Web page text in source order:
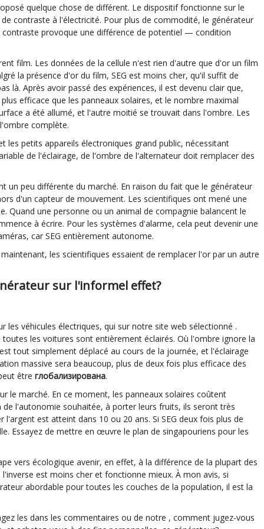
quelque chose de différent. Le dispositif fonctionne sur le
contraste à l'électricité. Pour plus de commodité, le générateur
provoque une différence de potentiel — condition
film. Les données de la cellule n'est rien d'autre que d'or un film
la présence d'or du film, SEG est moins cher, qu'il suffit de
là. Après avoir passé des expériences, il est devenu clair que,
efficace que les panneaux solaires, et le nombre maximal
a été allumé, et l'autre moitié se trouvait dans l'ombre. Les
complète.
les petits appareils électroniques grand public, nécessitant
de l'éclairage, de l'ombre de l'alternateur doit remplacer des
un peu différente du marché. En raison du fait que le générateur
d'un capteur de mouvement. Les scientifiques ont mené une
Quand une personne ou un animal de compagnie balancent le
à écrire. Pour les systèmes d'alarme, cela peut devenir une
car SEG entièrement autonome.
les scientifiques essaient de remplacer l'or par un autre
sur l'informel effet?
véhicules électriques, qui sur notre site web sélectionné .
les voitures sont entièrement éclairés. Où l'ombre ignore la
tout simplement déplacé au cours de la journée, et l'éclairage
massive sera beaucoup, plus de deux fois plus efficace des
être глобализирована.
le marché. En ce moment, les panneaux solaires coûtent
l'autonomie souhaitée, à porter leurs fruits, ils seront très
est atteint dans 10 ou 20 ans. Si SEG deux fois plus de
Essayez de mettre en œuvre le plan de singapouriens pour les
vers écologique avenir, en effet, à la différence de la plupart des
est moins cher et fonctionne mieux. À mon avis, si
abordable pour toutes les couches de la population, il est la
les dans les commentaires ou de notre , comment jugez-vous